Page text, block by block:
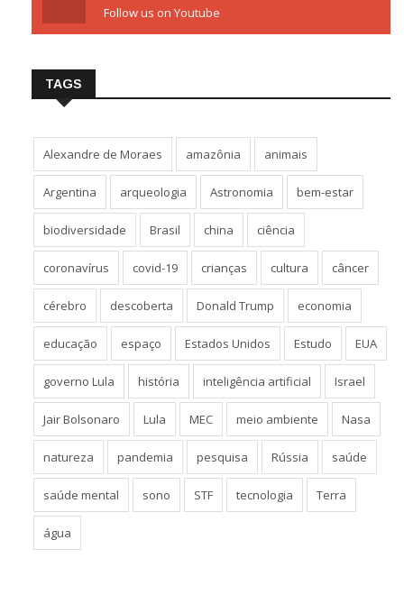
Follow us on Youtube
TAGS
Alexandre de Moraes amazônia animais
Argentina arqueologia Astronomia bem-estar
biodiversidade Brasil china ciência
coronavírus covid-19 crianças cultura câncer
cérebro descoberta Donald Trump economia
educação espaço Estados Unidos Estudo EUA
governo Lula história inteligência artificial Israel
Jair Bolsonaro Lula MEC meio ambiente Nasa
natureza pandemia pesquisa Rússia saúde
saúde mental sono STF tecnologia Terra
água